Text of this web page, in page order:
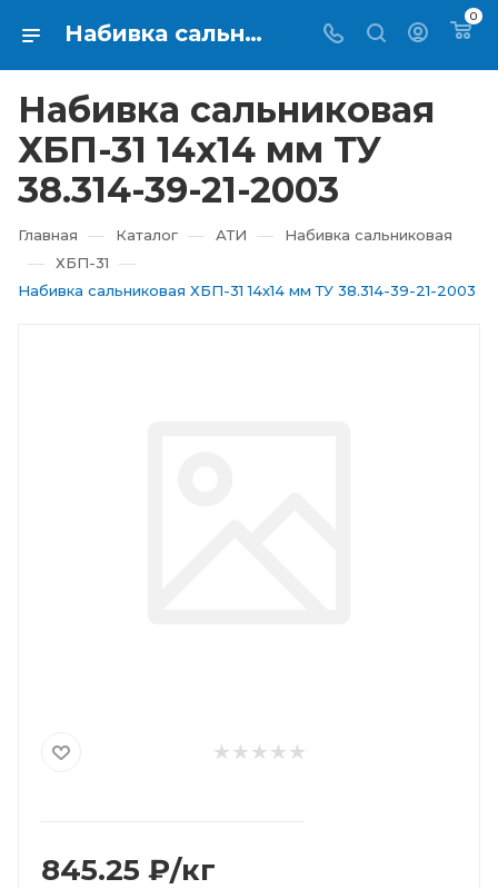
Набивка сальниковая ХБП-31 14х14 мм ТУ 38.314-39-21-2003 купить в Екатеринбурге ⇨ RTI-KUPI
0
Набивка сальниковая
ХБП-31 14х14 мм ТУ
38.314-39-21-2003
Главная — Каталог — АТИ — Набивка сальниковая
— ХБП-31 —
Набивка сальниковая ХБП-31 14х14 мм ТУ 38.314-39-21-2003
845.25 ₽/кг